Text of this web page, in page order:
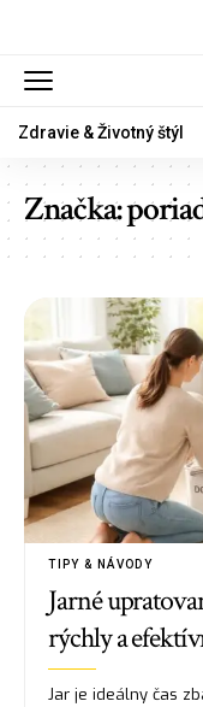
Zdravie & Životný štýl
Značka:
TIPY & NÁVODY
Jarné
rýchly a
Jar je ideálny čas